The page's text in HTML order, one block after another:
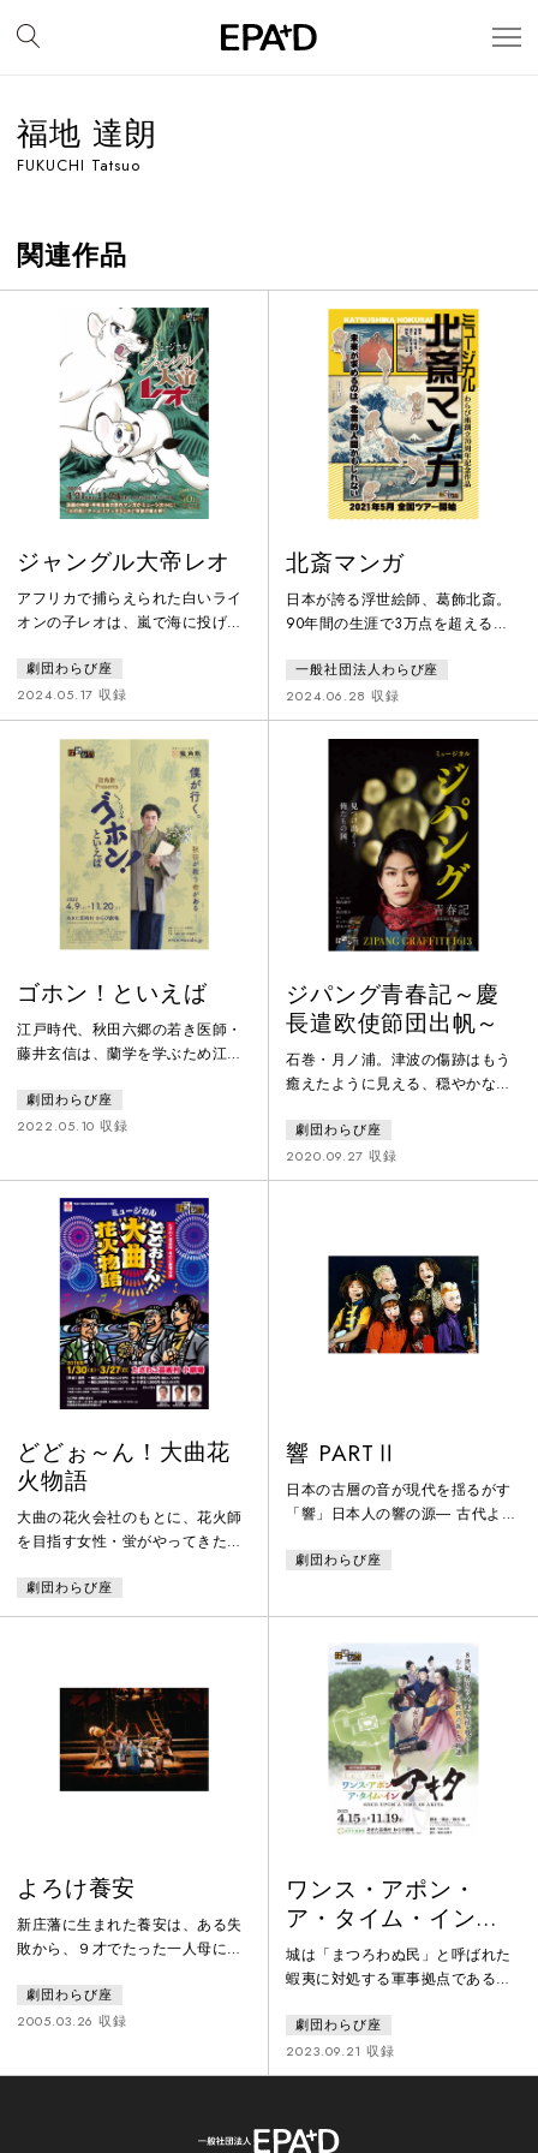
福地 達朗
FUKUCHI Tatsuo
関連作品
ジャングル大帝レオ
アフリカで捕らえられた白いライ
オンの子レオは、嵐で海に投げ出
ン一に救われる。母の言葉を胸に
レオは帰郷を望み、探検依頼を受
けたヒゲオヤジはレオを連れてア
フリカへ。だが狩猟家ハム・エッ
グに襲われ探検は失敗。ケン一は
別れを惜しみつつレオをジャング
ルへ戻す。3年後、成長したレオ
は再びケン一と出会い、幻の石ム
ーン・ライト・ストーンを求めて
未踏の山に挑む。
劇団わらび座
2024.05.17 収録
北斎マンガ
日本が誇る浮世絵師、葛飾北斎。
90年間の生涯で3万点を超える作
今でも多くの人に愛されていま
す。今回わらび座の舞台では、生
涯に渡って「生きる面白さ」を発
見し続け、どこまでも納得のいく
絵を求め描き続けた人間・葛飾北
斎の生きざまを、日本発・オリジ
ナルミュージカルとしてダイナミ
ックに描きます。
一般社団法人わらび座
2024.06.28 収録
ゴホン！といえば
江戸時代、秋田六郷の若き医師・
藤井玄信は、蘭学を学ぶため江戸
父であり藩の御典医である玄淵は
それを許さず、雑用や下働きを通
しに寄り添う中で、玄信は医術の
本質に気づき、藩の秘伝薬に改良
を施すことを決意。その努力はや
がて「龍角散」へとつながり、命
をつなぐ物語が生まれる―。 （※
この物語は、諸説ある史実をもと
にしたフ
劇団わらび座
2022.05.10 収録
ジパング青春記～慶
長遣欧使節団出帆～
石巻・月ノ浦。津波の傷跡はもう
癒えたように見える、穏やかな春
に語り出す。400年前、同じように
この地を襲った大津波、その傷を
乗り越えて海へ旅立った一隻の船
た遣欧使節団の情熱と、東日本大
震災からの復興の思いを重ね合わ
せ、人々が悲しみの中から希望を
取り戻して生きていく姿を描く。
宮城の郷土芸能・鹿踊りを始めと
劇団わらび座
2020.09.27 収録
どどぉ～ん！大曲花
火物語
大曲の花火会社のもとに、花火師
を目指す女性・蛍がやってきた。
めた蛍は、大曲の花火の歴史に触
れて驚く。今から50年ほど前、大
う。さんかく、しかくの花火も面
白そうだ！」大曲を日本一の花火
の街にする挑戦の始まりだった。
「もっと面白く！もっと感動
を！」花火を愛する街で、現代の
劇団わらび座
響 PARTⅡ
日本の古層の音が現代を揺るがす
「響」日本人の響の源― 古代より
る。時間軸には本来の声・言葉・
「時空」を駆けるわらび座の若き
獅子達。
劇団わらび座
よろけ養安
新庄藩に生まれた養安は、ある失
敗から、９才でたった一人母に見
に拾われた養安は、御典医を目指
して勉学に励む。ようやく医師免
限付きで引き受ける事になる。持
劇団わらび座
2005.03.26 収録
ワンス・アポン・
ア・タイム・イン・
アキタ
城は「まつろわぬ民」と呼ばれた
蝦夷に対処する軍事拠点であると
いとの交流の窓口。さまざまな
人々が集う。都から派遣された坂
田麻呂と娘の多可子、渤海の使
コ。立場や文化を超えた心の交流
劇団わらび座
2023.09.21 収録